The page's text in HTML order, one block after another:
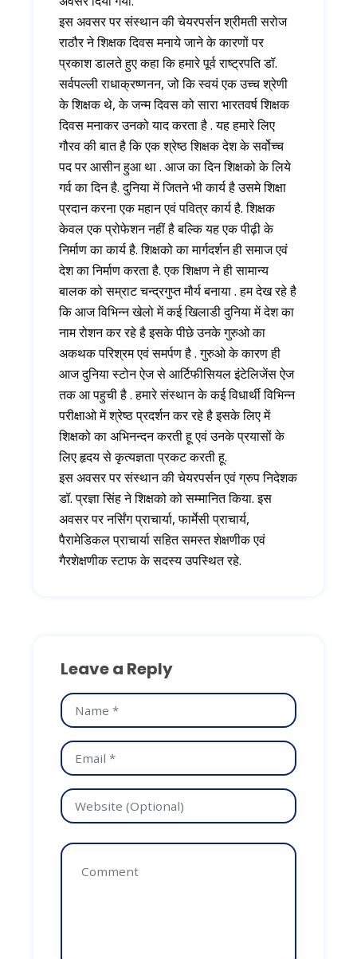
इस अवसर पर संस्थान की चेयरपर्सन श्रीमती सरोज
राठौर ने शिक्षक दिवस मनाये जाने के कारणों पर
प्रकाश डालते हुए कहा कि हमारे पूर्व राष्ट्रपति डॉ.
सर्वपल्ली राधाक्रष्णनन, जो कि स्वयं एक उच्च श्रेणी
के शिक्षक थे, के जन्म दिवस को सारा भारतवर्ष शिक्षक
दिवस मनाकर उनको याद करता है . यह हमारे लिए
गौरव की बात है कि एक श्रेष्ठ शिक्षक देश के सर्वोच्च
पद पर आसीन हुआ था . आज का दिन शिक्षको के लिये
गर्व का दिन है. दुनिया में जितने भी कार्य है उसमे शिक्षा
प्रदान करना एक महान एवं पवित्र कार्य है. शिक्षक
केवल एक प्रोफेशन नहीं है बल्कि यह एक पीढ़ी के
निर्माण का कार्य है. शिक्षको का मार्गदर्शन ही समाज एवं
देश का निर्माण करता है. एक शिक्षण ने ही सामान्य
बालक को सम्राट चन्द्रगुप्त मौर्य बनाया . हम देख रहे है
कि आज विभिन्न खेलो में कई खिलाडी दुनिया में देश का
नाम रोशन कर रहे है इसके पीछे उनके गुरुओ का
अकथक परिश्रम एवं समर्पण है . गुरुओ के कारण ही
आज दुनिया स्टोन ऐज से आर्टिफीसियल इंटेलिजेंस ऐज
तक आ पहुची है . हमारे संस्थान के कई विधार्थी विभिन्न
परीक्षाओ में श्रेष्ठ प्रदर्शन कर रहे है इसके लिए में
शिक्षको का अभिनन्दन करती हू एवं उनके प्रयासों के
लिए हृदय से कृत्यज्ञता प्रकट करती हू.
इस अवसर पर संस्थान की चेयरपर्सन एवं ग्रुप निदेशक
डॉ. प्रज्ञा सिंह ने शिक्षको को सम्मानित किया. इस
अवसर पर नर्सिंग प्राचार्या, फार्मेसी प्राचार्य,
पैरामेडिकल प्राचार्या सहित समस्त शेक्षणीक एवं
गैरशेक्षणीक स्टाफ के सदस्य उपस्थित रहे.
Leave a Reply